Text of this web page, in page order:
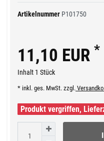
Artikelnummer P101750
11,10 EUR *
Inhalt 1 Stück
* inkl. ges. MwSt. zzgl.
Produkt vergriffen,